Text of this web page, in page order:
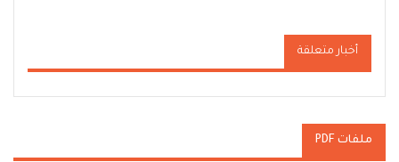
أخبار متعلقة
ملفات PDF